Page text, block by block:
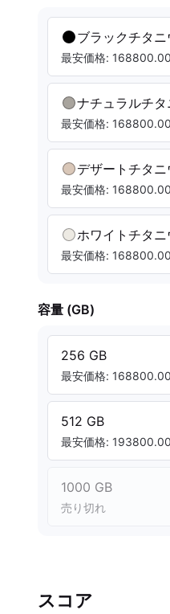
ブラックチタニ
最安価格:
ナチュラルチタ
最安価格:
デザートチタニ
最安価格:
ホワイトチタニ
最安価格:
容量 (GB)
256 GB
最安価格:
512 GB
最安価格:
1000 GB
売り切れ
スコア